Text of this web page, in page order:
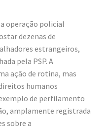
operação policial
dezenas de
estrangeiros,
pela PSP. A
ação de rotina, mas
humanos
de perfilamento
amplamente registrada
sobre a